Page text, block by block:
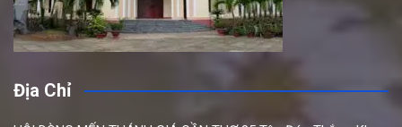
Địa Chỉ